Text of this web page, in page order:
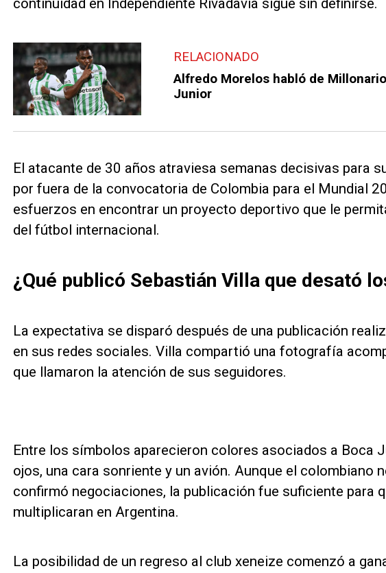
continuidad en Independiente Rivadavia sigue sin definirse.
RELACIONADO
Alfredo Morelos habló de
Junior
El atacante de 30 años atraviesa semanas decisivas para
por fuera de la convocatoria de Colombia para el Mundial
esfuerzos en encontrar un proyecto deportivo que le
del fútbol internacional.
¿Qué publicó Sebastián Villa que desató
La expectativa se disparó después de una publicación
en sus redes sociales. Villa compartió una fotografía
que llamaron la atención de sus seguidores.
Entre los símbolos aparecieron colores asociados a Boca
ojos, una cara sonriente y un avión. Aunque el colombiano
confirmó negociaciones, la publicación fue suficiente para
multiplicaran en Argentina.
La posibilidad de un regreso al club xeneize comenzó a